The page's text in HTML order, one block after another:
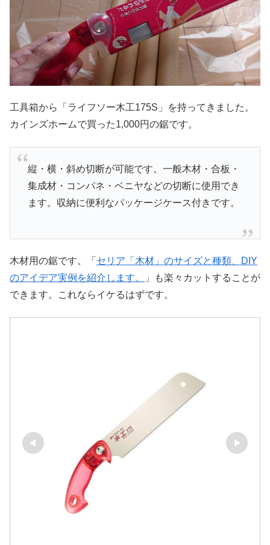
工具箱から「ライフソー木工175S」を持ってきました。
カインズホームで買った1,000円の鋸です。
縦・横・斜め切断が可能です。一般木材・合板・
集成材・コンパネ・ベニヤなどの切断に使用でき
ます。収納に便利なパッケージケース付きです。
木材用の鋸です。「 セリア「木材」のサイズと種類、DIY
のアイデア実例を紹介します。
」も楽々カットすることが
できます。これならイケるはずです。